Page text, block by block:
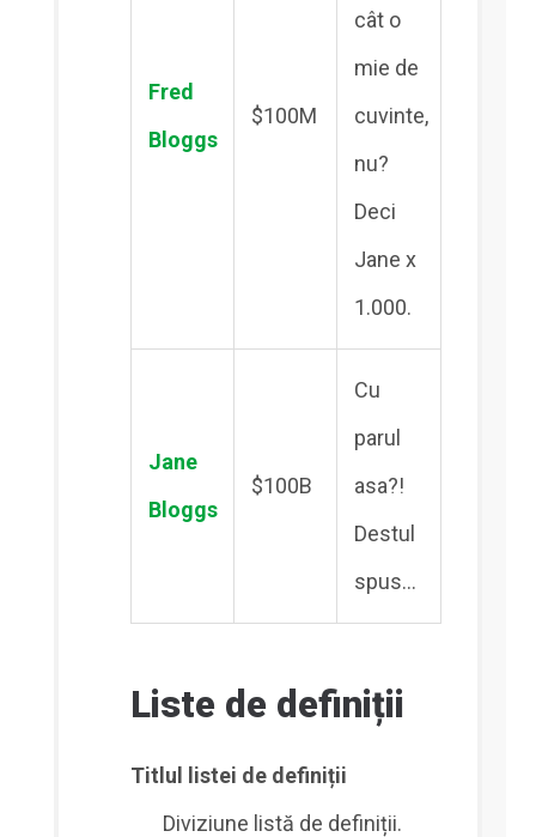
Fred
Bloggs
$100M
cât o
mie de
cuvinte,
nu?
Deci
Jane x
1.000.
Jane
Bloggs
$100B
Cu
parul
asa?!
Destul
spus…
Liste de definiții
Titlul listei de definiții
Diviziune listă de definiții.